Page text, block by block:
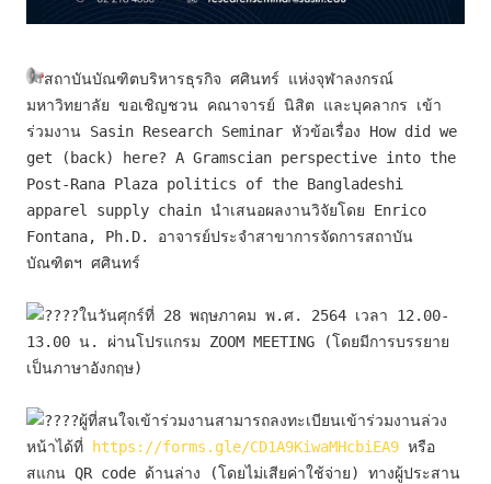
สถาบันบัณฑิตบริหารธุรกิจ ศศินทร์ แห่งจุฬาลงกรณ์
มหาวิทยาลัย ขอเชิญชวน คณาจารย์ นิสิต และบุคลากร เข้า
ร่วมงาน Sasin Research Seminar หัวข้อเรื่อง How did we
get (back) here? A Gramscian perspective into the
Post-Rana Plaza politics of the Bangladeshi
apparel supply chain นำเสนอผลงานวิจัยโดย Enrico
Fontana, Ph.D. อาจารย์ประจำสาขาการจัดการสถาบัน
บัณฑิตฯ ศศินทร์
ในวันศุกร์ที่ 28 พฤษภาคม พ.ศ. 2564 เวลา 12.00-
13.00 น. ผ่านโปรแกรม ZOOM MEETING (โดยมีการบรรยาย
เป็นภาษาอังกฤษ)
ผู้ที่สนใจเข้าร่วมงานสามารถลงทะเบียนเข้าร่วมงานล่วง
หน้าได้ที่
https://forms.gle/CD1A9KiwaMHcbiEA9 หรือ
สแกน QR code ด้านล่าง (โดยไม่เสียค่าใช้จ่าย) ทางผู้ประสาน